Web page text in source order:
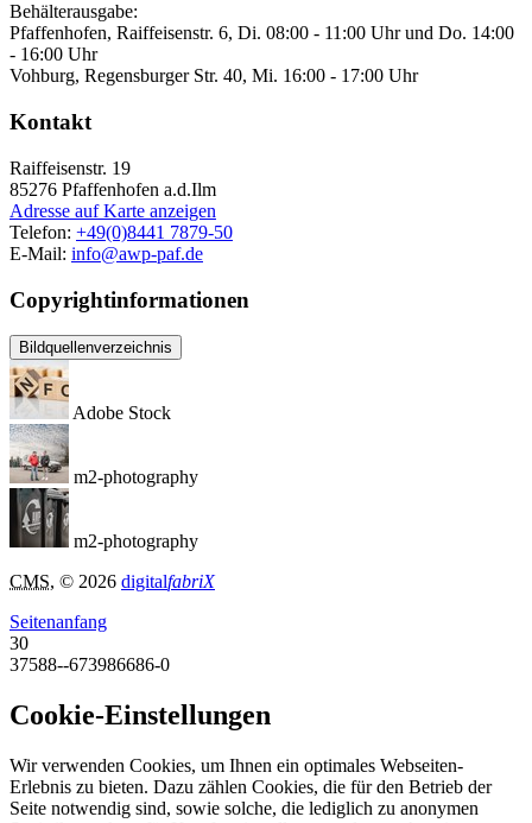
Behälterausgabe:
Pfaffenhofen, Raiffeisenstr. 6, Di. 08:00 - 11:00 Uhr und Do. 14:00
- 16:00 Uhr
Vohburg, Regensburger Str. 40, Mi. 16:00 - 17:00 Uhr
Kontakt
Raiffeisenstr. 19
85276 Pfaffenhofen a.d.Ilm
Adresse auf Karte anzeigen
Telefon: +49(0)8441 7879-50
E-Mail: info@awp-paf.de
Copyrightinformationen
Bildquellenverzeichnis
Adobe Stock
m2-photography
m2-photography
CMS, © 2026 digitalfabriX
Seitenanfang
30
37588--673986686-0
Cookie-Einstellungen
Wir verwenden Cookies, um Ihnen ein optimales Webseiten-
Erlebnis zu bieten. Dazu zählen Cookies, die für den Betrieb der
Seite notwendig sind, sowie solche, die lediglich zu anonymen